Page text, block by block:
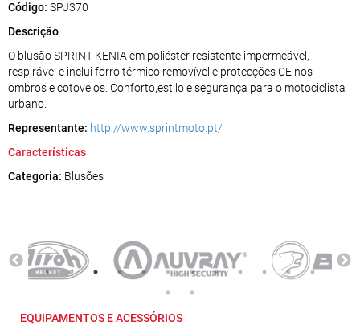
Código: SPJ370
Descrição
O blusão SPRINT KENIA em poliéster resistente impermeável,
respirável e inclui forro térmico removível e protecções CE nos
ombros e cotovelos. Conforto,estilo e segurança para o motociclista
urbano.
Representante: http://www.sprintmoto.pt/
Características
Categoria: Blusões
EQUIPAMENTOS E ACESSÓRIOS